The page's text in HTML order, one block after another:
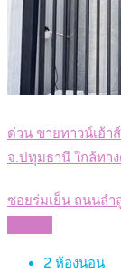
ด่วน ขายทาวน์เฮ้า
จ.ปทุมธานี ใกล้ทา
ซอยร่มเย็น ถนนล
2 ห้องนอน